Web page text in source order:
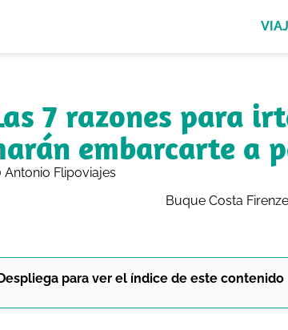
7 razones para
embarcarte a
Antonio Flipoviajes
para ver el índice de este contenido